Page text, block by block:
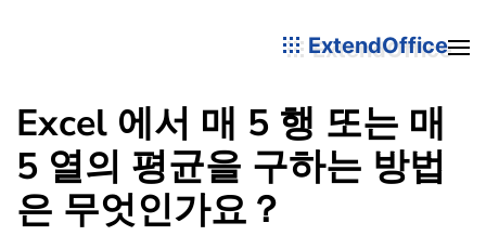
ExtendOffice
Excel 에서 매 5 행 또는 매
5 열의 평균을 구하는 방법
은 무엇인가요？